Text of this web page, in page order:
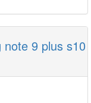
note 9 plus s10